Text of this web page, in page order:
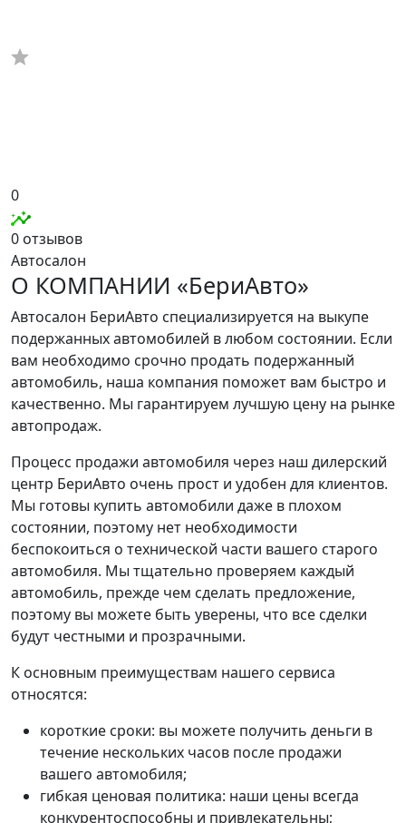
0
0 отзывов
Автосалон
О КОМПАНИИ «БериАвто»
Автосалон БериАвто специализируется на выкупе
подержанных автомобилей в любом состоянии. Если
вам необходимо срочно продать подержанный
автомобиль, наша компания поможет вам быстро и
качественно. Мы гарантируем лучшую цену на рынке
автопродаж.
Процесс продажи автомобиля через наш дилерский
центр БериАвто очень прост и удобен для клиентов.
Мы готовы купить автомобили даже в плохом
состоянии, поэтому нет необходимости
беспокоиться о технической части вашего старого
автомобиля. Мы тщательно проверяем каждый
автомобиль, прежде чем сделать предложение,
поэтому вы можете быть уверены, что все сделки
будут честными и прозрачными.
К основным преимуществам нашего сервиса
относятся:
короткие сроки: вы можете получить деньги в
течение нескольких часов после продажи
вашего автомобиля;
гибкая ценовая политика: наши цены всегда
конкурентоспособны и привлекательны;